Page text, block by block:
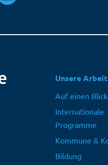
Hauptnavigation
Unsere Arbeit
Auf einen Blick
Internationale
Programme
Kommune &
Bildung